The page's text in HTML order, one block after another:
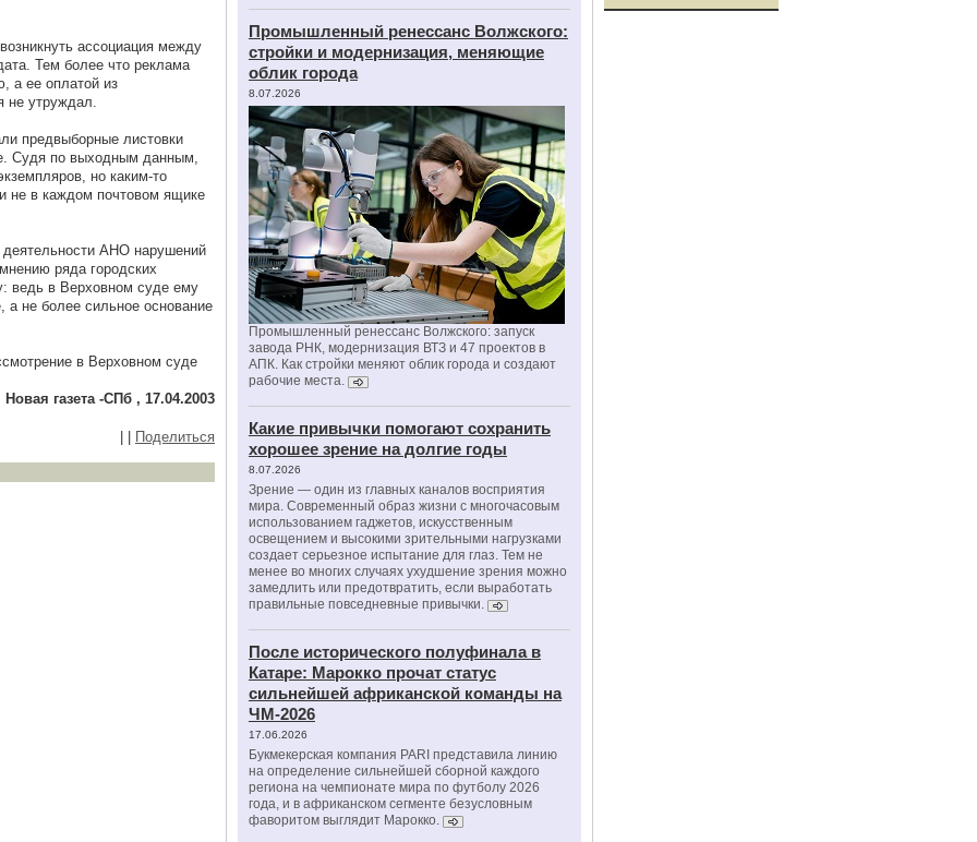
ассоциация между
Тем более что реклама
а ее оплатой из
не утруждал.
предвыборные листовки
Судя по выходным данным,
но каким-то
не в каждом почтовом ящике
АНО нарушений
ряда городских
ведь в Верховном суде ему
а не более сильное основание
в Верховном суде
Новая газета -СПб , 17.04.2003
Поделиться
Промышленный ренессанс Волжского:
стройки и модернизация, меняющие
облик города
8.07.2026
Промышленный ренессанс Волжского: запуск
завода РНК, модернизация ВТЗ и 47 проектов в
АПК. Как стройки меняют облик города и создают
рабочие места.
Какие привычки помогают сохранить
хорошее зрение на долгие годы
8.07.2026
Зрение — один из главных каналов восприятия
мира. Современный образ жизни с многочасовым
использованием гаджетов, искусственным
освещением и высокими зрительными нагрузками
создает серьезное испытание для глаз. Тем не
менее во многих случаях ухудшение зрения можно
замедлить или предотвратить, если выработать
правильные повседневные привычки.
После исторического полуфинала в
Катаре: Марокко прочат статус
сильнейшей африканской команды на
ЧМ-2026
17.06.2026
Букмекерская компания PARI представила линию
на определение сильнейшей сборной каждого
региона на чемпионате мира по футболу 2026
года, и в африканском сегменте безусловным
фаворитом выглядит Марокко.